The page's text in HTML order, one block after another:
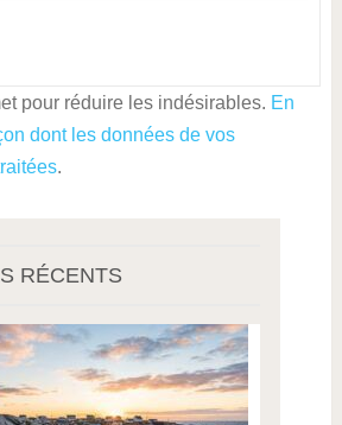
pour réduire les indésirables. En
dont les données de vos
.
RÉCENTS